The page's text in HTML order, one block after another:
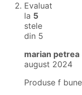
Evaluat
la 5
stele
din 5
marian petrea
august 2024
Produse f